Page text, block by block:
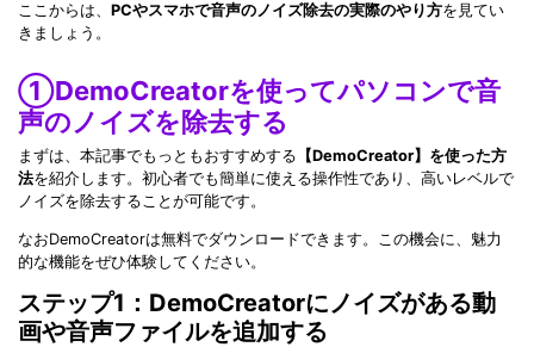
ここからは、 PCやスマホで音声のノイズ除去の実際のやり方を見てい
きましょう。
①DemoCreatorを使ってパソコンで音
声のノイズを除去する
まずは、本記事でもっともおすすめする 【DemoCreator】を使った方
法を紹介します。初心者でも簡単に使える操作性であり、高いレベルで
ノイズを除去することが可能です。
なおDemoCreatorは無料でダウンロードできます。この機会に、魅力
的な機能をぜひ体験してください。
ステップ1：DemoCreatorにノイズがある動
画や音声ファイルを追加する